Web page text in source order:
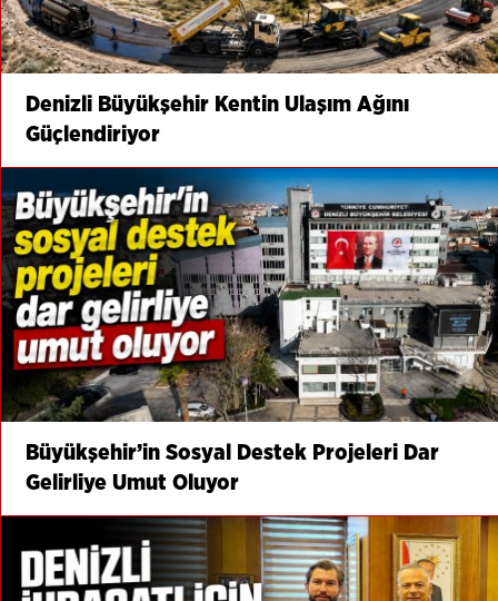
Denizli Büyükşehir Kentin Ulaşım Ağını
Güçlendiriyor
Büyükşehir’in Sosyal Destek Projeleri Dar
Gelirliye Umut Oluyor